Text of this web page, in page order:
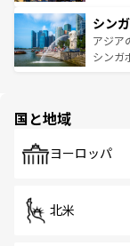
参照し
激する
が待っ
た文化
み、ど
ており
うな絶
シン
アジア
シンガ
で、ホ
国と地域
ヨーロッパ
北米